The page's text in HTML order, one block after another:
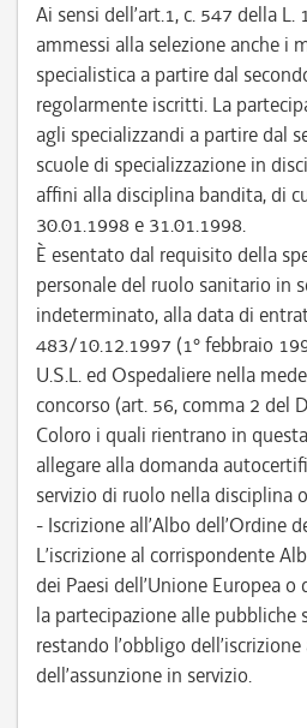
Ai sensi dell’art.1, c. 547 della
ammessi alla selezione anche i
specialistica a partire dal
regolarmente iscritti. La
agli specializzandi a partire dal
scuole di specializzazione in
affini alla disciplina bandita, di
30.01.1998 e 31.01.1998.
È esentato dal requisito della
personale del ruolo sanitario in
indeterminato, alla data di
483/10.12.1997 (1° febbraio
U.S.L. ed Ospedaliere nella
concorso (art. 56, comma 2 del
Coloro i quali rientrano in
allegare alla domanda
servizio di ruolo nella disciplina
- Iscrizione all’Albo dell’Ordine
L’iscrizione al corrispondente
dei Paesi dell’Unione Europea o
la partecipazione alle pubbliche
restando l’obbligo
dell’assunzione in servizio.